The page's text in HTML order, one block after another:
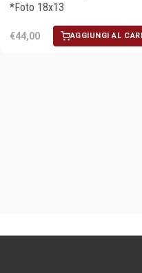
*Foto 18x13
€44,00 AGGIUNGI AL